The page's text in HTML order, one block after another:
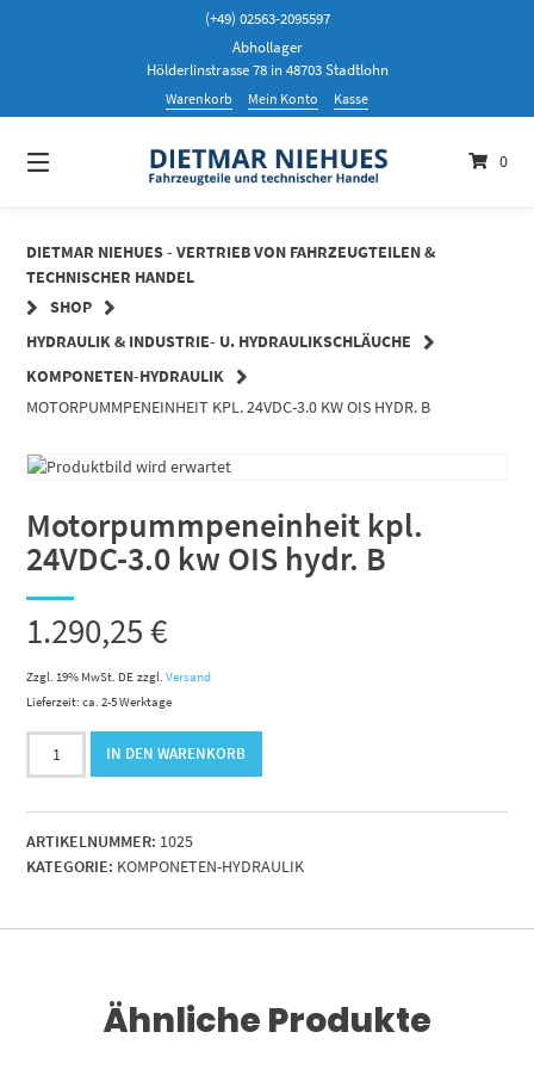
(+49) 02563-2095597
Abhollager
Hölderlinstrasse 78 in 48703 Stadtlohn
Warenkorb Mein Konto Kasse
0
DIETMAR NIEHUES - VERTRIEB VON FAHRZEUGTEILEN &
TECHNISCHER HANDEL
SHOP
HYDRAULIK & INDUSTRIE- U. HYDRAULIKSCHLÄUCHE
KOMPONETEN-HYDRAULIK
MOTORPUMMPENEINHEIT KPL. 24VDC-3.0 KW OIS HYDR. B
Motorpummpeneinheit kpl.
24VDC-3.0 kw OIS hydr. B
1.290,25€
Zzgl. 19% MwSt. DE zzgl.Versand
Lieferzeit: ca. 2-5 Werktage
Motorpummpeneinheit
3.0
kw
OIS
IN DEN WARENKORB
ARTIKELNUMMER: 1025
KATEGORIE: KOMPONETEN-HYDRAULIK
Ähnliche Produkte